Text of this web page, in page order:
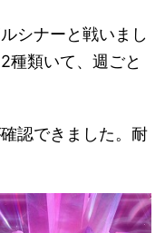
シナーと戦いまし
種類いて、週ごと
認できました。耐